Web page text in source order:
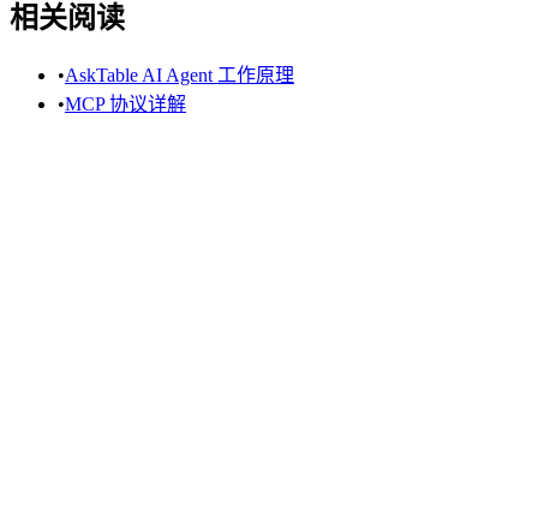
相关阅读
•AskTable AI Agent 工作原理
•MCP 协议详解